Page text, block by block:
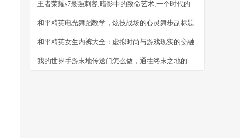
王者荣耀s7最强刺客,暗影中的致命艺术,一个时代的背影
和平精英电光舞蹈教学，炫技战场的心灵舞步副标题
和平精英女生内裤大全：虚拟时尚与游戏现实的交融
我的世界手游末地传送门怎么做，通往终末之地的古老钥匙